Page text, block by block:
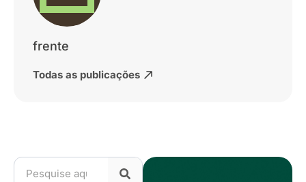
frente
Todas as publicações